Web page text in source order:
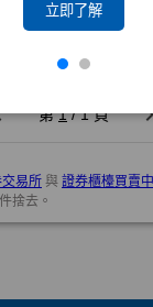
立即了解